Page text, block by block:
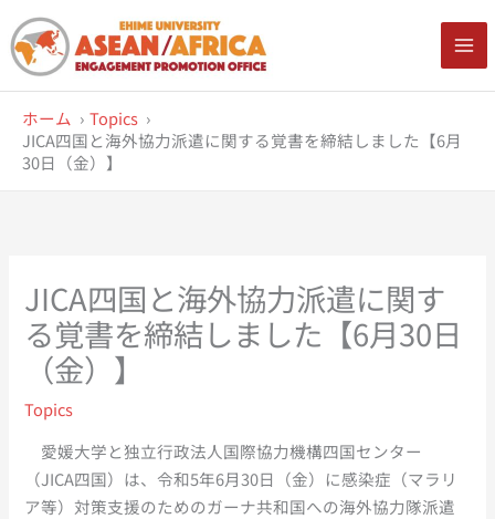
容
を
ス
ホーム
Topics
JICA四国と海外協力派遣に関する覚書を締結しました【6月
30日（金）】
JICA四国と海外協力派遣に関す
る覚書を締結しました【6月30日
（金）】
Topics
愛媛大学と独立行政法人国際協力機構四国センター
（JICA四国）は、令和5年6月30日（金）に感染症（マラリ
ア等）対策支援のためのガーナ共和国への海外協力隊派遣